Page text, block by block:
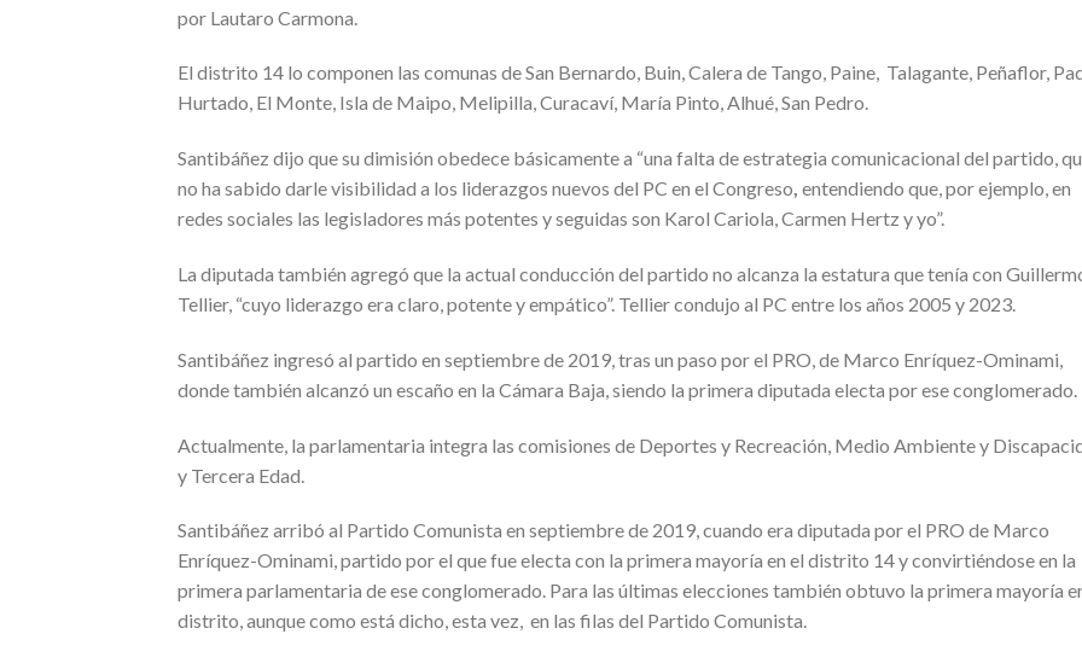
por Lautaro Carmona.
El distrito 14 lo componen las comunas de San Bernardo, Buin, Calera de Tango, Paine, Talagante, Peñaflor,
Hurtado, El Monte, Isla de Maipo, Melipilla, Curacaví, María Pinto, Alhué, San Pedro.
Santibáñez dijo que su dimisión obedece básicamente a “una falta de estrategia comunicacional del partido,
no ha sabido darle visibilidad a los liderazgos nuevos del PC en el Congreso, entendiendo que, por ejemplo, en
redes sociales las legisladores más potentes y seguidas son Karol Cariola, Carmen Hertz y yo”.
La diputada también agregó que la actual conducción del partido no alcanza la estatura que tenía con
Tellier, “cuyo liderazgo era claro, potente y empático”. Tellier condujo al PC entre los años 2005 y 2023.
Santibáñez ingresó al partido en septiembre de 2019, tras un paso por el PRO, de Marco Enríquez-Ominami,
donde también alcanzó un escaño en la Cámara Baja, siendo la primera diputada electa por ese conglomerado.
Actualmente, la parlamentaria integra las comisiones de Deportes y Recreación, Medio Ambiente y
y Tercera Edad.
Santibáñez arribó al Partido Comunista en septiembre de 2019, cuando era diputada por el PRO de Marco
Enríquez-Ominami, partido por el que fue electa con la primera mayoría en el distrito 14 y convirtiéndose en la
primera parlamentaria de ese conglomerado. Para las últimas elecciones también obtuvo la primera mayoría
distrito, aunque como está dicho, esta vez, en las filas del Partido Comunista.